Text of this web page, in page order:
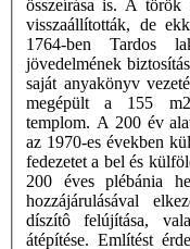
összeírása is. A török
visszaállították, de
1764-ben Tardos
jövedelmének
saját anyakönyv
megépült a 155 m2
templom. A 200 év
az 1970-es években
fedezetet a bel és
200 éves plébánia
hozzájárulásával
díszítô felújítása,
átépítése. Említést